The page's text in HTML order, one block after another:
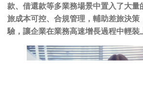
款、借還款等多業務場景中置入了大
旅成本可控、合規管理，輔助差旅決策
驗，讓企業在業務高速增長過程中輕裝